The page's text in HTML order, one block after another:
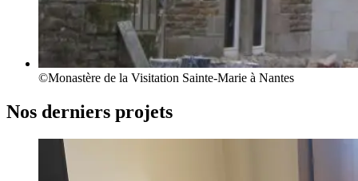
©Monastère de la Visitation Sainte-Marie à Nantes
Nos derniers projets